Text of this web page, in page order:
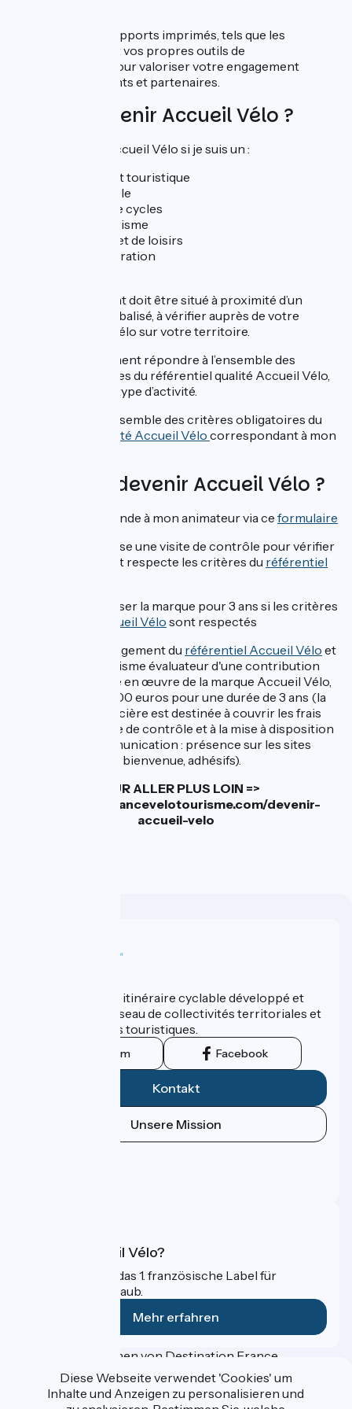
Sans oublier les supports imprimés, tels que les
topoguides vélo, et vos propres outils de
communication, pour valoriser votre engagement
auprès de vos clients et partenaires.
Puis-je devenir Accueil Vélo ?
Je peux devenir Accueil Vélo si je suis un :
hébergement touristique
loueur de cycle
réparateur de cycles
office de tourisme
site de visite et de loisirs
lieu de restauration
Mon établissement doit être situé à proximité d’un
itinéraire cyclable balisé, à vérifier auprès de votre
référent Accueil Vélo sur votre territoire.
Vous devez également répondre à l’ensemble des
critères obligatoires du référentiel qualité Accueil Vélo,
en lien avec votre type d’activité.
Je dois remplir l’ensemble des critères obligatoires du
référentiel de qualité Accueil Vélo correspondant à mon
Comment devenir Accueil Vélo ?
Envoyer une demande à mon animateur via ce formulaire
L’animateur organise une visite de contrôle pour vérifier
que l'établissement respecte les critères du référentiel
Autorisation d’utiliser la marque pour 3 ans si les critères
référentiel Accueil Vélo sont respectés
Signature de l’engagement du référentiel Accueil Vélo et
paiement à l'organisme évaluateur d'une contribution
financière à la mise en œuvre de la marque Accueil Vélo,
d'un montant de 200 euros pour une durée de 3 ans (la
contribution financière est destinée à couvrir les frais
inhérents à la visite de contrôle et à la mise à disposition
des outils de communication : présence sur les sites
internet, plaque de bienvenue, adhésifs).
POUR ALLER PLUS LOIN =>
https://www.francevelotourisme.com/devenir-
accueil-velo
ViaRhôna est un itinéraire cyclable développé et
promu par un réseau de collectivités territoriales et
leurs institutions touristiques.
Instagram Facebook
Kontakt
Unsere Mission
Was ist Accueil Vélo?
Accueil Vélo ist das 1. französische Label für
Radfahrer im Urlaub.
Mehr erfahren
Gefördert im Rahmen von Destination France
Diese Webseite verwendet 'Cookies' um
Inhalte und Anzeigen zu personalisieren und